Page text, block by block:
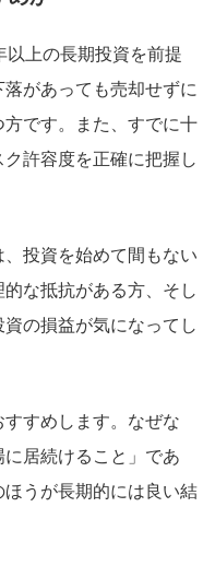
上の長期投資を前提
があっても売却せずに
です。また、すでに十
許容度を正確に把握し
投資を始めて間もない
な抵抗がある方、そし
の損益が気になってし
すめします。なぜな
居続けること」であ
うが長期的には良い結